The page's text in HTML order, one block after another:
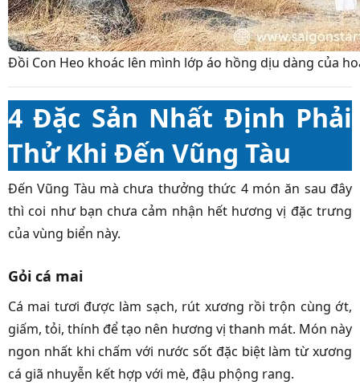
Đồi Con Heo khoác lên mình lớp áo hồng dịu dàng của
4 Đặc Sản Nhất Định Phải
Thử Khi Đến Vũng Tàu
Đến Vũng Tàu mà chưa thưởng thức 4 món ăn sau đây
thì coi như bạn chưa cảm nhận hết hương vị đặc trưng
của vùng biển này.
Gỏi cá mai
Cá mai tươi được làm sạch, rút xương rồi trộn cùng ớt,
giấm, tỏi, thính để tạo nên hương vị thanh mát. Món này
ngon nhất khi chấm với nước sốt đặc biệt làm từ xương
cá giã nhuyễn kết hợp với mè, đậu phộng rang.